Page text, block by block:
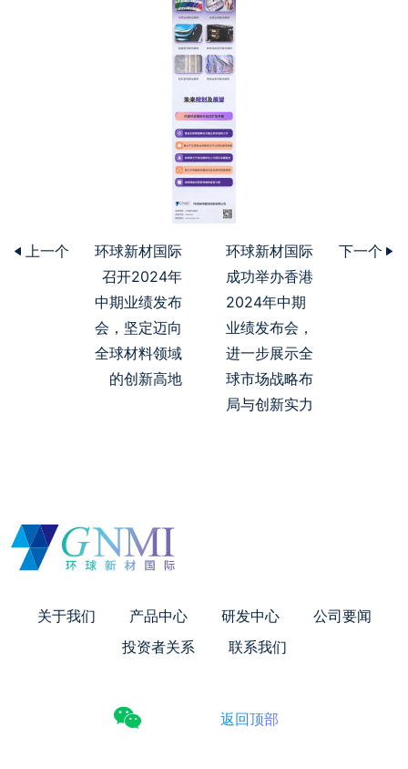
上一个
环球新材国际
召开2024年
中期业绩发布
会，坚定迈向
全球材料领域
的创新高地
环球新材国际
成功举办香港
2024年中期
业绩发布会，
进一步展示全
球市场战略布
局与创新实力
下一个
关于我们 产品中心 研发中心
公司要闻
投资者关系
联系我们
返回顶部